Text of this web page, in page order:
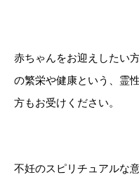
赤ちゃんをお迎えしたい
の繁栄や健康という、霊
方もお受けください。
不妊のスピリチュアルな